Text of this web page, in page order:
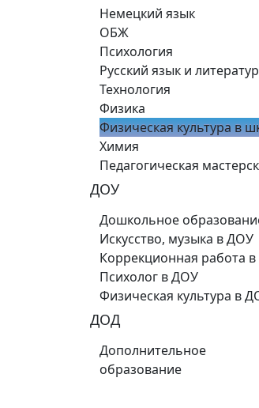
Немецкий язык
ОБЖ
Психология
Русский язык и
Технология
Физика
Физическая культура в
Химия
Педагогическая
ДОУ
Дошкольное
Искусство, музыка в ДОУ
Коррекционная работа
Психолог в ДОУ
Физическая культура в
ДОД
Дополнительное
образование